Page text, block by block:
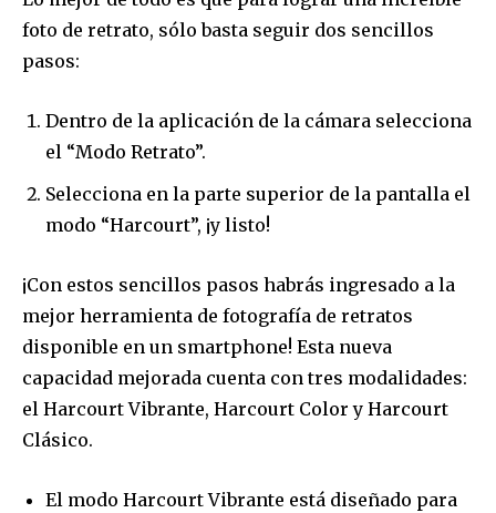
foto de retrato, sólo basta seguir dos sencillos
pasos:
Dentro de la aplicación de la cámara selecciona
el “Modo Retrato”.
Selecciona en la parte superior de la pantalla el
modo “Harcourt”, ¡y listo!
¡Con estos sencillos pasos habrás ingresado a la
mejor herramienta de fotografía de retratos
disponible en un smartphone! Esta nueva
capacidad mejorada cuenta con tres modalidades:
el Harcourt Vibrante, Harcourt Color y Harcourt
Clásico.
El modo Harcourt Vibrante está diseñado para